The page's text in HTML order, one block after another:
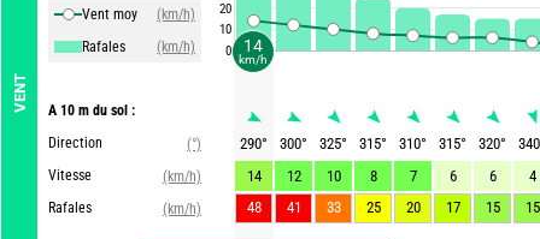
VENT
Vent moy
(km/h)
Rafales
(km/h)
A 10 m du sol :
Direction
(°)
Vitesse
(km/h)
Rafales
(km/h)
20
10
0
290° 300° 325° 315° 310° 315° 320°
340
14
12 10 8 7 6 6
4
48
41 33 25 20 17 15 15
14
km/h